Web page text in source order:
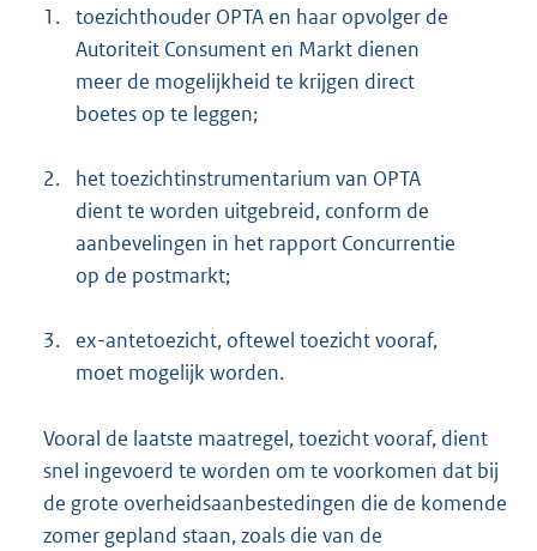
1. toezichthouder OPTA en haar opvolger de
Autoriteit Consument en Markt dienen
meer de mogelijkheid te krijgen direct
boetes op te leggen;
2.
het toezichtinstrumentarium van OPTA
dient te worden uitgebreid, conform de
aanbevelingen in het rapport Concurrentie
op de postmarkt;
3.
ex-antetoezicht, oftewel toezicht vooraf,
moet mogelijk worden.
Vooral de laatste maatregel, toezicht vooraf, dient
snel ingevoerd te worden om te voorkomen dat bij
de grote overheidsaanbestedingen die de komende
zomer gepland staan, zoals die van de